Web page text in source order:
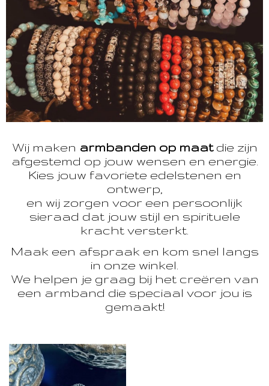
Wij maken armbanden op maatdie zijn
afgestemd op jouw wensen en energie.
Kies jouw favoriete edelstenen en
ontwerp,
en wij zorgen voor een persoonlijk
sieraad dat jouw stijl en spirituele
kracht versterkt.
Maak een afspraak en kom snel langs
in onze winkel.
We helpen je graag bij het creëren van
een armband die speciaal voor jou is
gemaakt!